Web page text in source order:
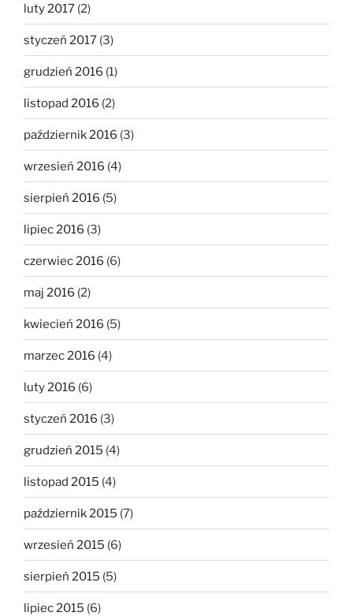
luty 2017 (2)
styczeń 2017 (3)
grudzień 2016 (1)
listopad 2016 (2)
październik 2016 (3)
wrzesień 2016 (4)
sierpień 2016 (5)
lipiec 2016 (3)
czerwiec 2016 (6)
maj 2016 (2)
kwiecień 2016 (5)
marzec 2016 (4)
luty 2016 (6)
styczeń 2016 (3)
grudzień 2015 (4)
listopad 2015 (4)
październik 2015 (7)
wrzesień 2015 (6)
sierpień 2015 (5)
lipiec 2015 (6)